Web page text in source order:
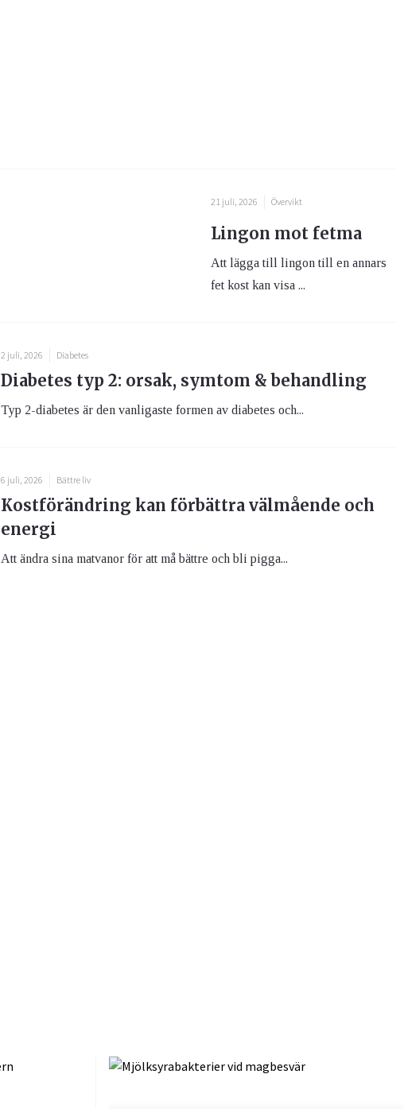
21 juli, 2026 Övervikt
Lingon mot fetma
Att lägga till lingon till en annars
fet kost kan visa ...
2 juli, 2026 Diabetes
Diabetes typ 2: orsak, symtom & behandling
Typ 2-diabetes är den vanligaste formen av diabetes och...
6 juli, 2026 Bättre liv
Kostförändring kan förbättra välmående och
energi
Att ändra sina matvanor för att må bättre och bli pigga...